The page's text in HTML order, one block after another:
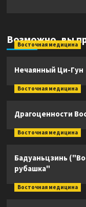
Возможно, вы
Восточная медицина
Нечаянный Ци-Гун
Восточная медицина
Драгоценности
Восточная медицина
Бадуаньцзинь
рубашка"
Восточная медицина